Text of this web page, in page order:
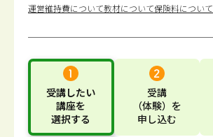
運営維持費について教材について保険料について
受講したい
講座を
選択する
受講
（体験） を
申し込む